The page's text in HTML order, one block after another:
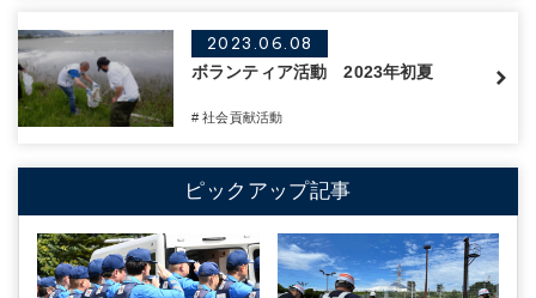
2023.06.08
ボランティア活動 2023年初夏
# 社会貢献活動
ピックアップ記事